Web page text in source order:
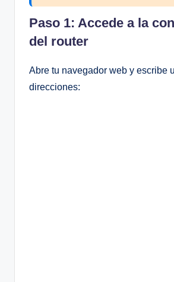
Paso 1: Accede a la
del router
Abre tu navegador web y escribe
direcciones: